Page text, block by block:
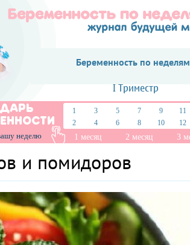
Беременность по неделям
I Триместр
неделю
1 3 5 7 9 11
2
4 6 8 10 12
1 месяц 2 месяц 3
и помидоров